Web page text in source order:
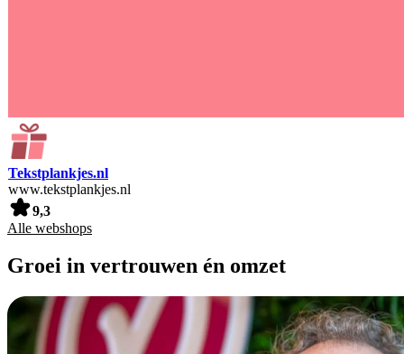
Tekstplankjes.nl
www.tekstplankjes.nl
9,3
Alle webshops
Groei in vertrouwen én omzet